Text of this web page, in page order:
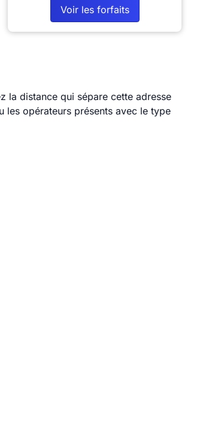
Voir les forfaits
la distance qui sépare cette adresse
les opérateurs présents avec le type